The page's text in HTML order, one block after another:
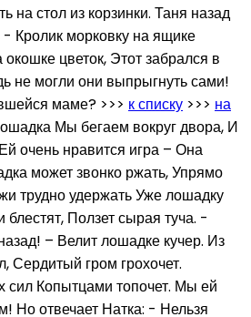
на стол из корзинки. Таня назад
- Кролик морковку на ящике
окошке цветок, Этот забрался в
не могли они выпрыгнуть сами!
маме? >>> к списку >>> на
Мы бегаем вокруг двора, И
очень нравится игра – Она
может звонко ржать, Упрямо
трудно удержать Уже лошадку
Ползет сырая туча. -
– Велит лошадке кучер. Из
Сердитый гром грохочет.
сил Копытцами топочет. Мы ей
Но отвечает Натка: - Нельзя